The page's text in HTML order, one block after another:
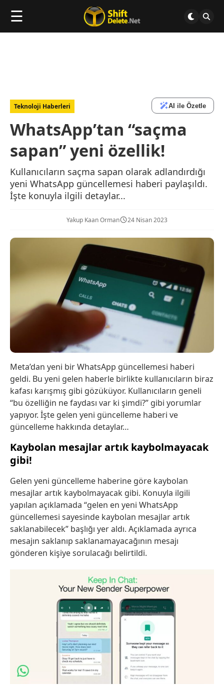
☰
Teknoloji Haberleri AI ile Özetle
WhatsApp’tan “saçma
sapan” yeni özellik!
Kullanıcıların saçma sapan olarak adlandırdığı
yeni WhatsApp güncellemesi haberi paylaşıldı.
İşte konuyla ilgili detaylar...
Yakup Kaan Orman 24 Nisan 2023
Meta’dan yeni bir WhatsApp güncellemesi haberi
geldi. Bu yeni gelen haberle birlikte kullanıcıların biraz
kafası karışmış gibi gözüküyor. Kullanıcıların geneli
“bu özelliğin ne faydası var ki şimdi?” gibi yorumlar
yapıyor. İşte gelen yeni güncelleme haberi ve
güncelleme hakkında detaylar…
Kaybolan mesajlar artık kaybolmayacak
gibi!
Gelen yeni güncelleme haberine göre kaybolan
mesajlar artık kaybolmayacak gibi. Konuyla ilgili
yapılan açıklamada “gelen en yeni WhatsApp
güncellemesi sayesinde kaybolan mesajlar artık
saklanabilecek” başlığı yer aldı. Açıklamada ayrıca
mesajın saklanıp saklanamayacağının mesajı
gönderen kişiye sorulacağı belirtildi.